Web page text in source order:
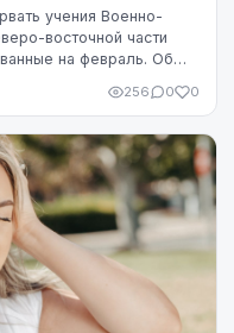
учения Военно-
восточной части
на февраль. Об
256 0 0